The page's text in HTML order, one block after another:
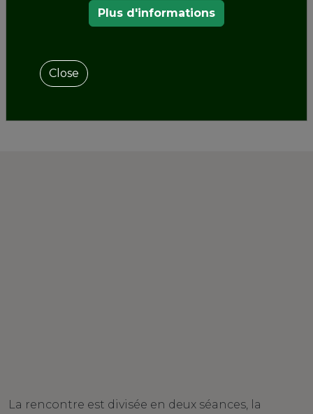
de 21 conférenciers de 7 pays différents.
SHARE
La rencontre est divisée en deux séances, la
Plus d'informations
Close